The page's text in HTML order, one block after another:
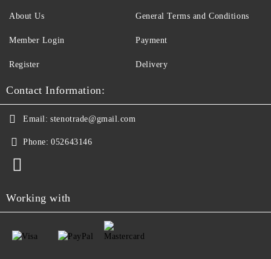
About Us
Member Login
Register
General Terms and Conditions
Payment
Delivery
Contact Information:
Email: stenotrade@gmail.com
Phone: 052643146
Working with